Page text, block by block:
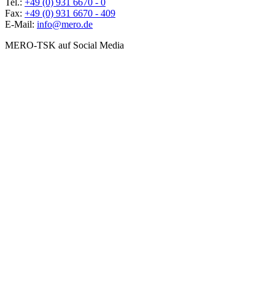
Tel.: +49 (0) 931 6670 - 0
Fax: +49 (0) 931 6670 - 409
E-Mail: info@mero.de
MERO-TSK auf Social Media